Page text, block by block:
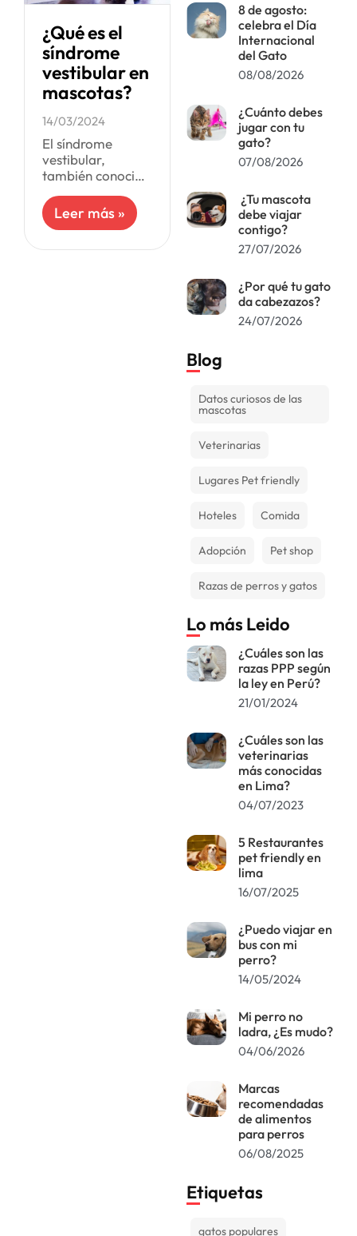
¿Qué es el
síndrome
vestibular en
mascotas?
14/03/2024
El síndrome
vestibular,
también conocido
enfermedad
vestibular, es un
afecta el sistema
Leer más »
8 de agosto:
celebra el Día
Internacional
del Gato
08/08/2026
¿Cuánto debes
jugar con tu
gato?
07/08/2026
¿Tu mascota
debe viajar
contigo?
27/07/2026
¿Por qué tu gato
da cabezazos?
24/07/2026
Blog
Datos curiosos de las
mascotas
Veterinarias
Lugares Pet friendly
Hoteles Comida
Adopción Pet shop
Razas de perros y gatos
Lo más Leido
¿Cuáles son las
razas PPP según
la ley en Perú?
21/01/2024
¿Cuáles son las
veterinarias
más conocidas
en Lima?
04/07/2023
5 Restaurantes
pet friendly en
lima
16/07/2025
¿Puedo viajar en
bus con mi
perro?
14/05/2024
Mi perro no
ladra, ¿Es mudo?
04/06/2026
Marcas
recomendadas
de alimentos
para perros
06/08/2025
Etiquetas
gatos populares